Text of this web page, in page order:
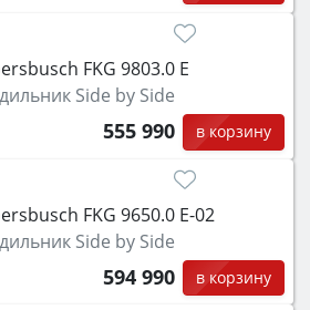
FKG 9803.0 E
Side by Side
555 990 в корзину
FKG 9650.0 E-02
Side by Side
594 990 в корзину